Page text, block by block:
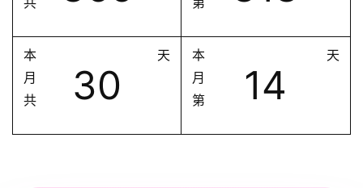
本
月
共
30
天
本
月
第
14
天